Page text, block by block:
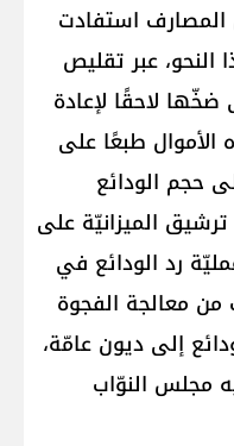
المصارف استفادت
عبر تقليص
لاحقًا لإعادة
طبعًا على
حجم الودائع
الميزانيّة على
رد الودائع في
من معالجة الفجوة
إلى ديون عامّة،
مجلس النوّاب